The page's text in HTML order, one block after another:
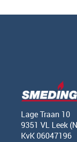
Lage Traan 10
9351 VL Leek
KvK 06047196